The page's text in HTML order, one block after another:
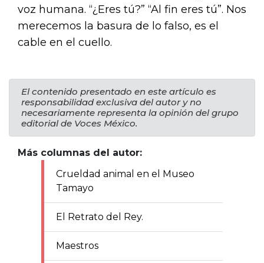
voz humana. “¿Eres tú?” “Al fin eres tú”. Nos
merecemos la basura de lo falso, es el
cable en el cuello.
El contenido presentado en este artículo es
responsabilidad exclusiva del autor y no
necesariamente representa la opinión del grupo
editorial de Voces México.
Más columnas del autor:
Crueldad animal en el Museo
Tamayo
El Retrato del Rey.
Maestros